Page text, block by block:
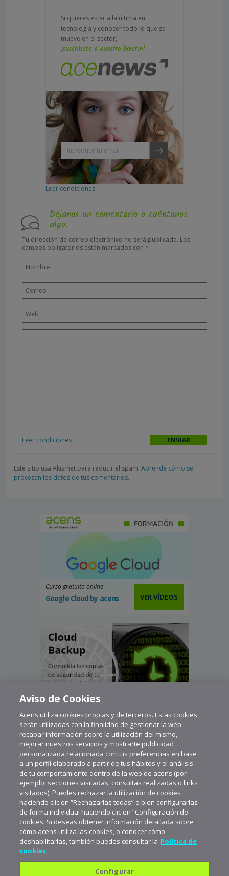
Si quieres estar a la última en
tecnología y conocer todo lo que se
mueve en el sector,
¡suscríbete a nuestro boletín!
Leer condiciones
Déjanos un comentario o cuéntanos
algo.
Tu dirección de correo electrónico no será publicada. Los
campos obligatorios están marcados con *
Leer condiciones
Este sitio usa Akismet para reducir el spam. Aprende cómo se
procesan los datos de tus comentarios.
Curso gratuito online
Google Cloud by acens VER VÍDEOS
Aviso de Cookies
Acens utiliza cookies propias y de terceros. Estas cookies
serán utilizadas con la finalidad de gestionar la web,
recabar información sobre la utilización del mismo,
mejorar nuestros servicios y mostrarte publicidad
personalizada relacionada con tus preferencias en base
a un perfil elaborado a partir de tus hábitos y el análisis
de tu comportamiento dentro de la web de acens (por
ejemplo, secciones visitadas, consultas realizadas o links
visitados). Puedes rechazar la utilización de cookies
haciendo clic en “Rechazarlas todas” o bien configurarlas
de forma individual haciendo clic en “Configuración de
cookies. Si deseas obtener información detallada sobre
cómo acens utiliza las cookies, o conocer cómo
deshabilitarlas, también puedes consultar la Política de
cookies
Configurar